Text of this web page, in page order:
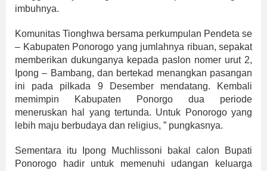
imbuhnya.
Komunitas Tionghwa bersama perkumpulan Pendeta se
– Kabupaten Ponorogo yang jumlahnya ribuan, sepakat
memberikan dukunganya kepada paslon nomer urut 2,
Ipong – Bambang, dan bertekad menangkan pasangan
ini pada pilkada 9 Desember mendatang. Kembali
memimpin Kabupaten Ponorgo dua periode
meneruskan hal yang tertunda. Untuk Ponorogo yang
lebih maju berbudaya dan religius, ” pungkasnya.
Sementara itu Ipong Muchlissoni bakal calon Bupati
Ponorogo hadir untuk memenuhi udangan keluarga